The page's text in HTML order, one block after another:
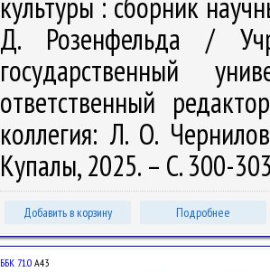
Д. Розенфельда /
государственный
ответственный
коллегия: Л. О.
Купалы, 2025. – С. 300-
Добавить в корзину Подробнее
ББК 71.0 А43